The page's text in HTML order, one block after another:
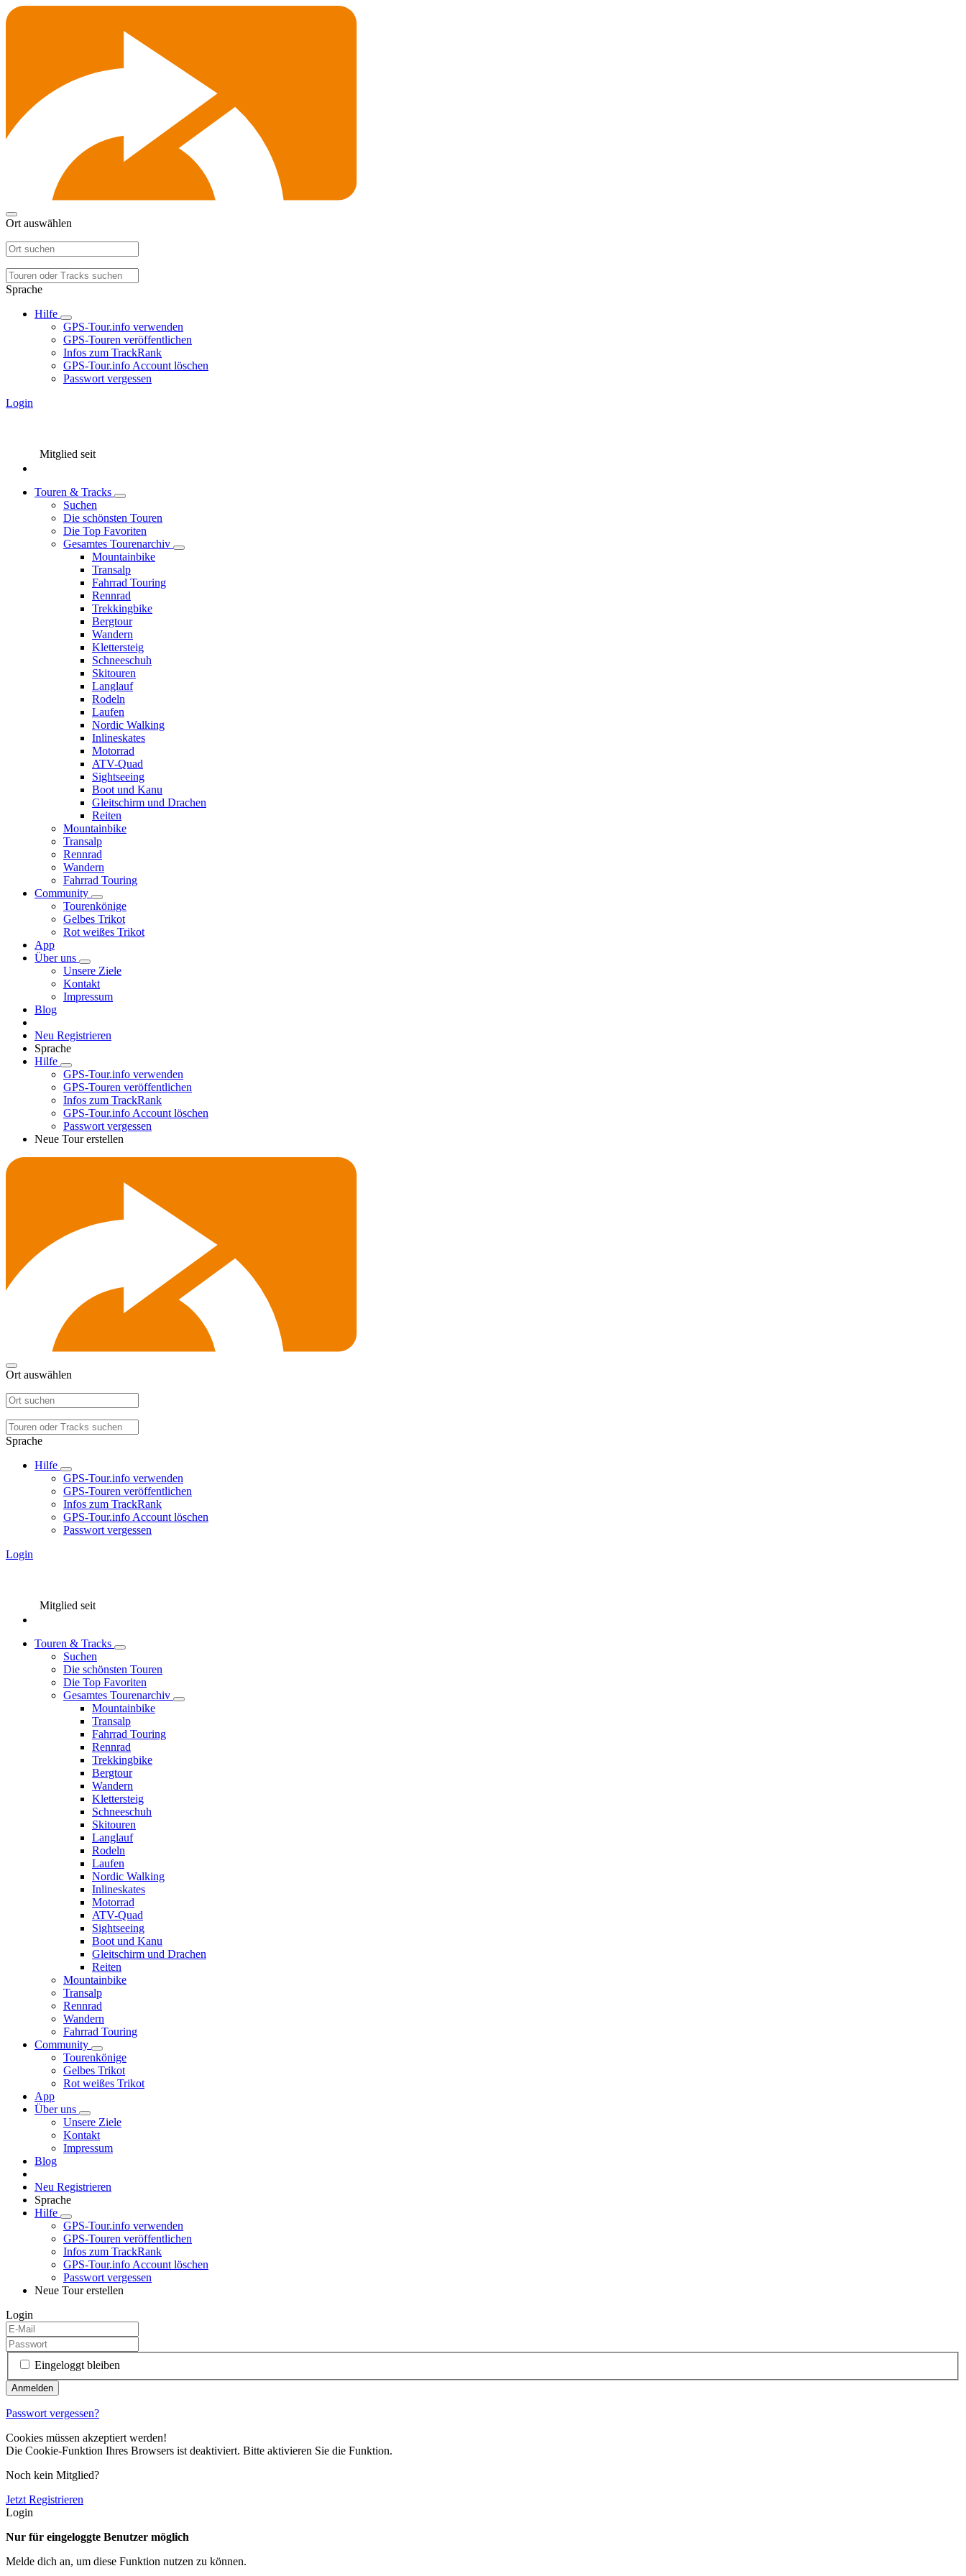
Ort auswählen
Sprache
Hilfe
GPS-Tour.info verwenden
GPS-Touren veröffentlichen
Infos zum TrackRank
GPS-Tour.info Account löschen
Passwort vergessen
Login
Mitglied seit
Touren & Tracks
Suchen
Die schönsten Touren
Die Top Favoriten
Gesamtes Tourenarchiv
Mountainbike
Transalp
Fahrrad Touring
Rennrad
Trekkingbike
Bergtour
Wandern
Klettersteig
Schneeschuh
Skitouren
Langlauf
Rodeln
Laufen
Nordic Walking
Inlineskates
Motorrad
ATV-Quad
Sightseeing
Boot und Kanu
Gleitschirm und Drachen
Reiten
Mountainbike
Transalp
Rennrad
Wandern
Fahrrad Touring
Community
Tourenkönige
Gelbes Trikot
Rot weißes Trikot
App
Über uns
Unsere Ziele
Kontakt
Impressum
Blog
Neu Registrieren
Sprache
Hilfe
GPS-Tour.info verwenden
GPS-Touren veröffentlichen
Infos zum TrackRank
GPS-Tour.info Account löschen
Passwort vergessen
Neue Tour erstellen
Ort auswählen
Sprache
Hilfe
GPS-Tour.info verwenden
GPS-Touren veröffentlichen
Infos zum TrackRank
GPS-Tour.info Account löschen
Passwort vergessen
Login
Mitglied seit
Touren & Tracks
Suchen
Die schönsten Touren
Die Top Favoriten
Gesamtes Tourenarchiv
Mountainbike
Transalp
Fahrrad Touring
Rennrad
Trekkingbike
Bergtour
Wandern
Klettersteig
Schneeschuh
Skitouren
Langlauf
Rodeln
Laufen
Nordic Walking
Inlineskates
Motorrad
ATV-Quad
Sightseeing
Boot und Kanu
Gleitschirm und Drachen
Reiten
Mountainbike
Transalp
Rennrad
Wandern
Fahrrad Touring
Community
Tourenkönige
Gelbes Trikot
Rot weißes Trikot
App
Über uns
Unsere Ziele
Kontakt
Impressum
Blog
Neu Registrieren
Sprache
Hilfe
GPS-Tour.info verwenden
GPS-Touren veröffentlichen
Infos zum TrackRank
GPS-Tour.info Account löschen
Passwort vergessen
Neue Tour erstellen
Login
Eingeloggt bleiben
Passwort vergessen?
Cookies müssen akzeptiert werden!
Die Cookie-Funktion Ihres Browsers ist deaktiviert. Bitte aktivieren Sie die Funktion.
Noch kein Mitglied?
Jetzt Registrieren
Login
Nur für eingeloggte Benutzer möglich
Melde dich an, um diese Funktion nutzen zu können.